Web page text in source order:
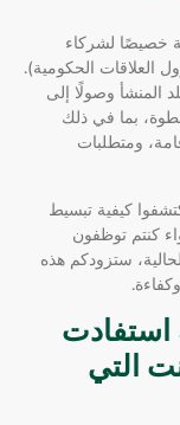
خصيصًا لشركاء
العلاقات الحكومية).
المنشأ وصولًا إلى
بما في ذلك
ومتطلبات
كيفية تبسيط
كنتم توظفون
ستزودكم هذه
من ٥٠ شركة استفادت
التي